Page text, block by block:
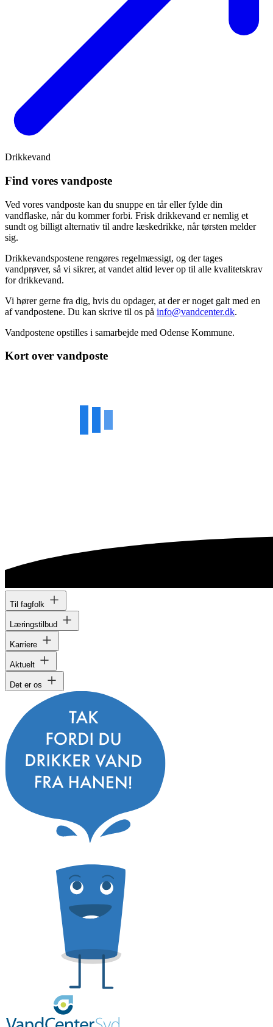
Drikkevand
Find vores vandposte
Ved vores vandposte kan du snuppe en tår eller fylde din
vandflaske, når du kommer forbi. Frisk drikkevand er nemlig et
sundt og billigt alternativ til andre læskedrikke, når tørsten melder
sig.
Drikkevandspostene rengøres regelmæssigt, og der tages
vandprøver, så vi sikrer, at vandet altid lever op til alle kvalitetskrav
for drikkevand.
Vi hører gerne fra dig, hvis du opdager, at der er noget galt med en
af vandpostene. Du kan skrive til os på info@vandcenter.dk.
Vandpostene opstilles i samarbejde med Odense Kommune.
Kort over vandposte
Til fagfolk
Læringstilbud
Karriere
Aktuelt
Det er os